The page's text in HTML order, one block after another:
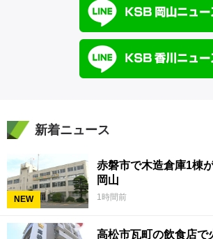
新着ニュース
NEW
赤磐市で木造倉庫1棟
岡山
1時間前
高松市瓦町の飲食店